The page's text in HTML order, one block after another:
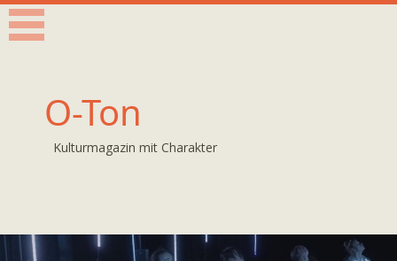
O-Ton
Kulturmagazin mit Charakter